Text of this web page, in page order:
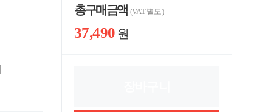
총 구매 금액 (VAT 별도)
37,490 원